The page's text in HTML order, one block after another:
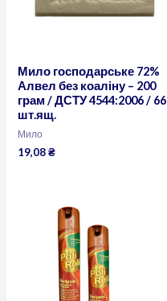
Мило господарське 72%
Алвел без коаліну – 200
грам / ДСТУ 4544:2006 / 66
шт.ящ.
Мило
19,08₴